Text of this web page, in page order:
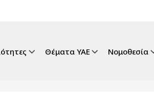
Θέματα ΥΑΕ Νομοθεσία